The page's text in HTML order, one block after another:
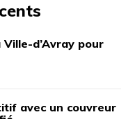
d’Avray pour
avec un couvreur